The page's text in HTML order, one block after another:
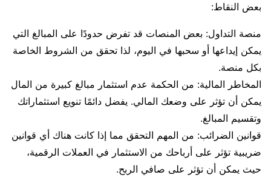
بعض النقاط:
منصة التداول: بعض المنصات قد تفرض حدودًا على المبالغ التي
يمكن إيداعها أو سحبها في اليوم، لذا تحقق من الشروط الخاصة
بكل منصة.
المخاطر المالية: من الحكمة عدم استثمار مبالغ كبيرة من المال
يمكن أن تؤثر على وضعك المالي. يفضل دائمًا تنويع استثماراتك
وتقسيم المبالغ.
قوانين الضرائب: من المهم التحقق مما إذا كانت هناك أي قوانين
ضريبية تؤثر على أرباحك من الاستثمار في العملات الرقمية،
حيث يمكن أن تؤثر على صافي الربح.